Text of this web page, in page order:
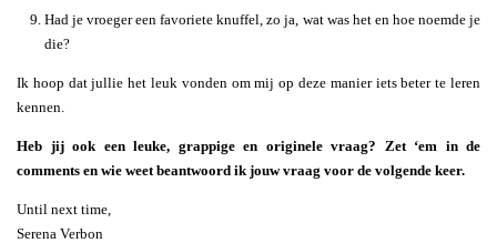
Had je vroeger een favoriete knuffel, zo ja, wat was het en hoe noemde je
die?
Ik hoop dat jullie het leuk vonden om mij op deze manier iets beter te leren
kennen.
Heb jij ook een leuke, grappige en originele vraag? Zet ‘em in de
comments en wie weet beantwoord ik jouw vraag voor de volgende keer.
Until next time,
Serena Verbon